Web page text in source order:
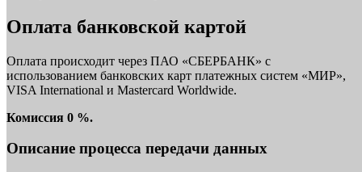
Оплата банковской картой
Оплата происходит через ПАО «СБЕРБАНК» с
использованием банковских карт платежных систем «МИР»,
VISA International и Mastercard Worldwide.
Комиссия 0 %.
Описание процесса передачи данных